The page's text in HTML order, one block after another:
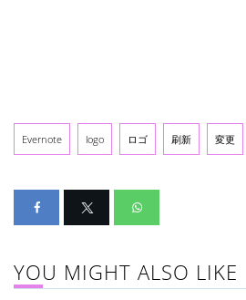
Evernote logo ロゴ 刷新 変更
YOU MIGHT ALSO LIKE